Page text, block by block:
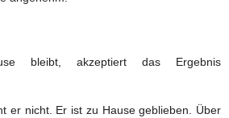
bleibt, akzeptiert das Ergebnis
er nicht. Er ist zu Hause geblieben. Über